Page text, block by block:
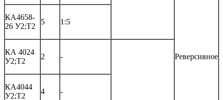
Реверсивное
КА4658-
26 У2;Т2
5 1:5
КА 4024
У2;Т2
2 -
КА4044
У2;Т2
4 -